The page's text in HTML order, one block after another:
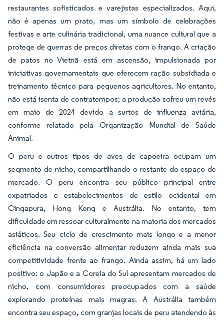
restaurantes sofisticados e varejistas especializados. Aqui,
não é apenas um prato, mas um símbolo de celebrações
festivas e arte culinária tradicional, uma nuance cultural que a
protege de guerras de preços diretas com o frango. A criação
de patos no Vietnã está em ascensão, impulsionada por
iniciativas governamentais que oferecem ração subsidiada e
treinamento técnico para pequenos agricultores. No entanto,
não está isenta de contratempos; a produção sofreu um revés
em maio de 2024 devido a surtos de influenza aviária,
conforme relatado pela Organização Mundial de Saúde
Animal.
O peru e outros tipos de aves de capoeira ocupam um
segmento de nicho, compartilhando o restante do espaço de
mercado. O peru encontra seu público principal entre
expatriados e estabelecimentos de estilo ocidental em
Cingapura, Hong Kong e Austrália. No entanto, tem
dificuldade em ressoar culturalmente na maioria dos mercados
asiáticos. Seu ciclo de crescimento mais longo e a menor
eficiência na conversão alimentar reduzem ainda mais sua
competitividade frente ao frango. Ainda assim, há um lado
positivo: o Japão e a Coreia do Sul apresentam mercados de
nicho, com consumidores preocupados com a saúde
explorando proteínas mais magras. A Austrália também
encontra seu espaço, com granjas locais de peru atendendo às